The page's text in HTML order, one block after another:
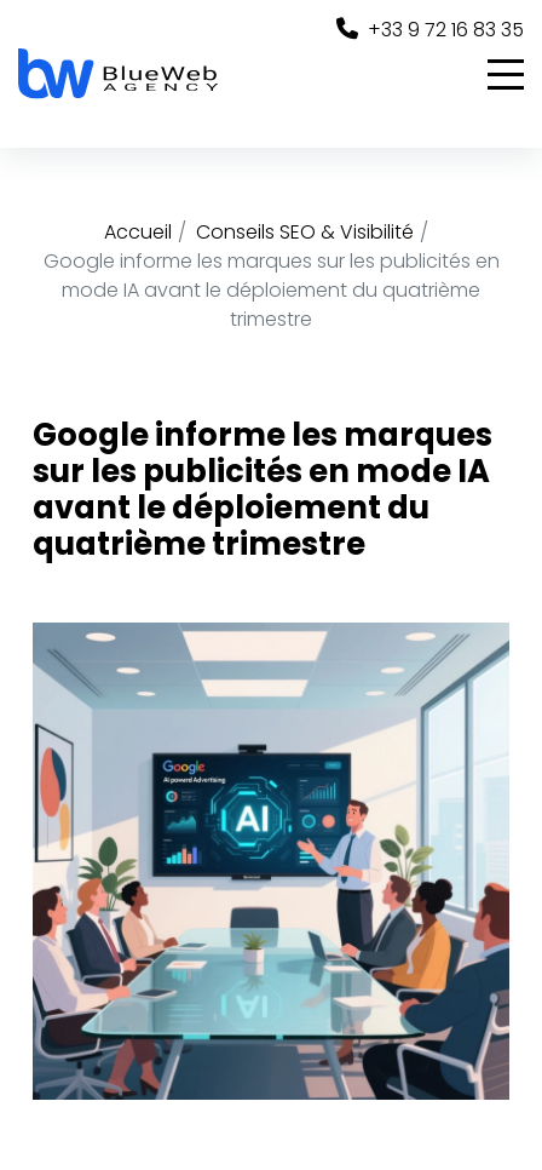
+33 9 72 16 83 35
Accueil
Conseils SEO & Visibilité
Google informe les marques sur les publicités en
mode IA avant le déploiement du quatrième
trimestre
Google informe les marques
sur les publicités en mode IA
avant le déploiement du
quatrième trimestre